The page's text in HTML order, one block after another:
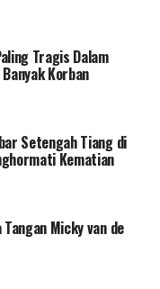
Tragis Dalam
Korban
Setengah Tiang di
Kematian
Micky van de